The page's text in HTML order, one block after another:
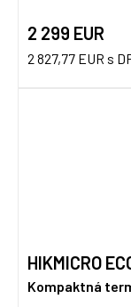
2 299 EUR
2 827,77 EUR s
HIKMICRO
Kompaktná